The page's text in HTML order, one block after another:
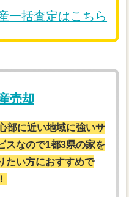
一括査定はこちら
売却
部に近い地域に強いサ
スなので1都3県の家を
たい方におすすめで